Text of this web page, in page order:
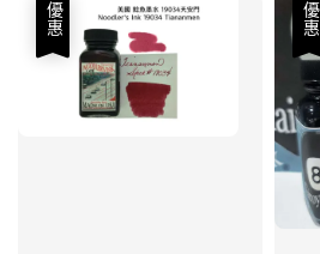
優惠 優惠